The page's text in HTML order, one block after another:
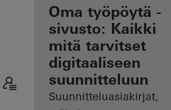
Etusi
rekisteröityneenä
arkkitehtina
Tutustu
Oma
työpöytä -
sivustoon
Oma työpöytä -
sivusto: Kaikki
mitä tarvitset
digitaaliseen
suunnitteluun
Suunnitteluasiakirjat,